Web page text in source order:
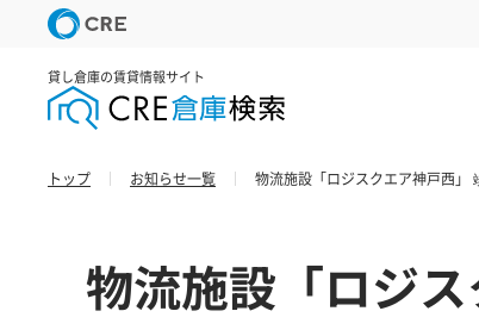
貸し倉庫の賃貸情報サイト
トップ お知らせ一覧 物流施設「ロジスクエア神戸西」
物流施設「ロジ